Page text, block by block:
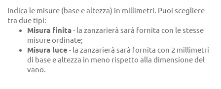
Indica le misure (base e altezza) in millimetri. Puoi scegliere
tra due tipi:
Misura finita- la zanzarierà sarà fornita con le stesse
misure ordinate;
Misura luce - la zanzarierà sarà fornita con 2 millimetri
di base e altezza in meno rispetto alla dimensione del
vano.